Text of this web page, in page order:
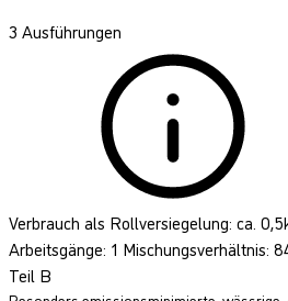
3 Ausführungen
Verbrauch als Rollversiegelung: ca.
Arbeitsgänge: 1 Mischungsverhältnis:
Teil B